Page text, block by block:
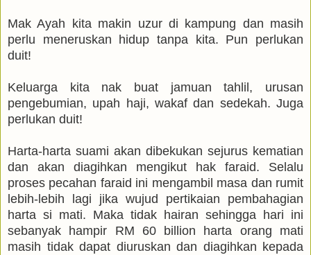
Mak Ayah kita makin uzur di kampung dan masih
perlu meneruskan hidup tanpa kita. Pun perlukan
duit!
Keluarga kita nak buat jamuan tahlil, urusan
pengebumian, upah haji, wakaf dan sedekah. Juga
perlukan duit!
Harta-harta suami akan dibekukan sejurus kematian
dan akan diagihkan mengikut hak faraid. Selalu
proses pecahan faraid ini mengambil masa dan rumit
lebih-lebih lagi jika wujud pertikaian pembahagian
harta si mati. Maka tidak hairan sehingga hari ini
sebanyak hampir RM 60 billion harta orang mati
masih tidak dapat diuruskan dan diagihkan kepada